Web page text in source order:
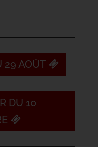
29 AOÛT
DU 10